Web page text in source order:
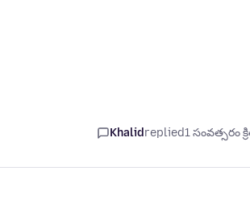
Khalidreplied1 సంవత్సరం